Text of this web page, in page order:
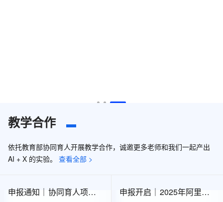
教学合作
依托教育部协同育人开展教学合作，诚邀更多老师和我们一起产出
AI + X 的实验。
查看全部 >
申报通知｜协同育人项目申报步骤 申报开启｜2025年阿里云协同育人项目申报指南